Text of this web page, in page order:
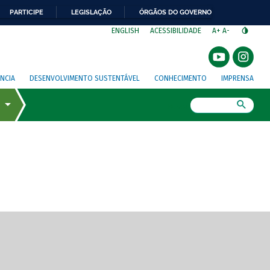
PARTICIPE LEGISLAÇÃO ÓRGÃOS DO GOVERNO
ENGLISH ACESSIBILIDADE A+ A-
DESENVOLVIMENTO SUSTENTÁVEL CONHECIMENTO IMPRENSA
de tela